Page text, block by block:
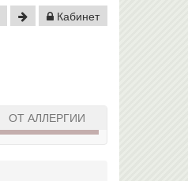
Кабинет
ОТ АЛЛЕРГИИ